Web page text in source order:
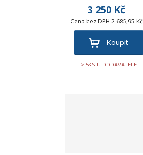
3 250 Kč
Cena bez DPH 2 685,95 Kč
Koupit
> 5KS U DODAVATELE